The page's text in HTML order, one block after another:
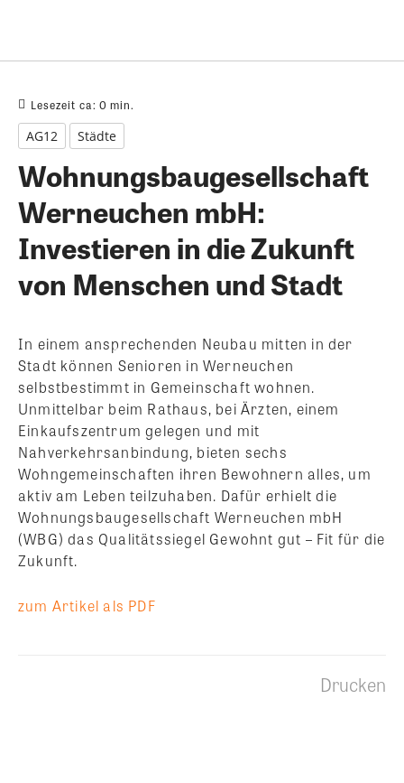
Lesezeit ca: 0 min.
AG12 Städte
Wohnungsbaugesellschaft
Werneuchen mbH:
Investieren in die Zukunft
von Menschen und Stadt
In einem ansprechenden Neubau mitten in der
Stadt können Senioren in Werneuchen
selbstbestimmt in Gemeinschaft wohnen.
Unmittelbar beim Rathaus, bei Ärzten, einem
Einkaufszentrum gelegen und mit
Nahverkehrsanbindung, bieten sechs
Wohngemeinschaften ihren Bewohnern alles, um
aktiv am Leben teilzuhaben. Dafür erhielt die
Wohnungsbaugesellschaft Werneuchen mbH
(WBG) das Qualitätssiegel Gewohnt gut – Fit für die
Zukunft.
zum Artikel als PDF
Drucken